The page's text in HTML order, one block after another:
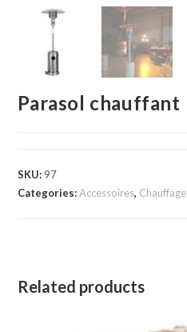
Parasol chauffant
SKU: 97
Categories:Accessoires, Chauffage
Related products